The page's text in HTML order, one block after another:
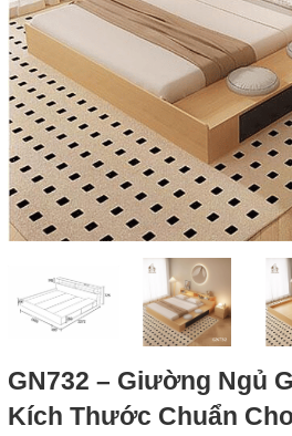
GN732 – Giường Ngủ
Kích Thước Chuẩn